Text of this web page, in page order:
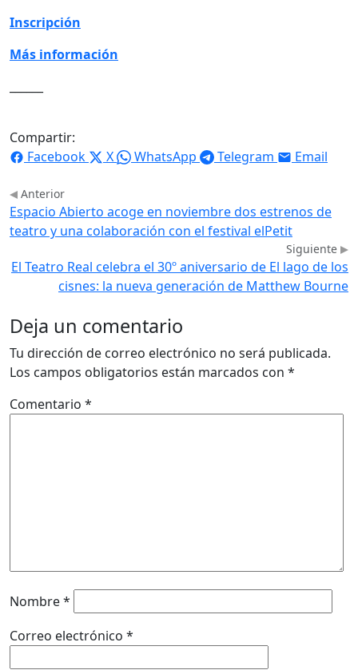
Inscripción
Más información
Compartir:
Facebook
X WhatsApp Telegram Email
Anterior
Espacio Abierto acoge en noviembre dos estrenos de
teatro y una colaboración con el festival elPetit
Siguiente
El Teatro Real celebra el 30º aniversario de El lago de los
cisnes: la nueva generación de Matthew Bourne
Deja un comentario
Tu dirección de correo electrónico no será publicada.
Los campos obligatorios están marcados con *
Comentario *
Nombre*
Correo electrónico *